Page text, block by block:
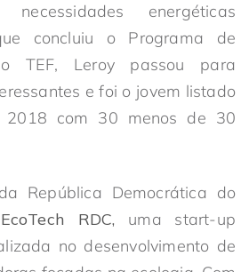
energéticas
concluiu o Programa de
TEF, Leroy passou para
e foi o jovem listado
2018 com 30 menos de 30
República Democrática do
EcoTech RDC, uma start-up
no desenvolvimento de